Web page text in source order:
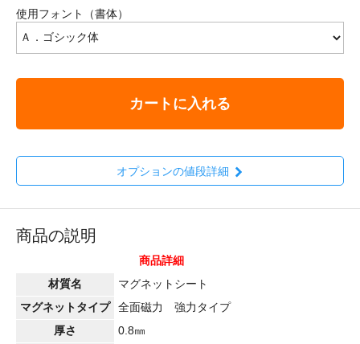
使用フォント（書体）
カートに入れる
オプションの値段詳細
商品の説明
商品詳細
材質名
マグネットシート
マグネットタイプ
全面磁力 強力タイプ
厚さ
0.8㎜